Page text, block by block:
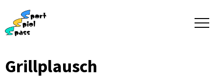
Grillplausch